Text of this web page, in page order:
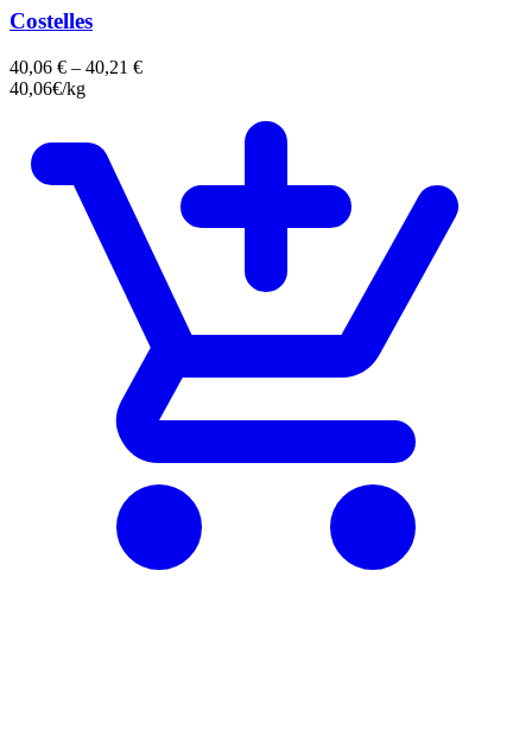
Costelles
40,06 € – 40,21 €
40,06€/kg